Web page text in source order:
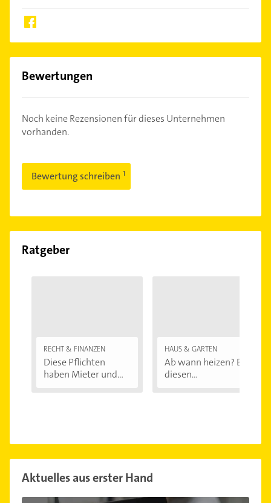
Bewertungen
Noch keine Rezensionen für dieses Unternehmen
vorhanden.
Bewertung schreiben
Ratgeber
RECHT & FINANZEN
Diese Pflichten
haben Mieter und...
HAUS & GARTEN
Ab wann heizen? Bei
diesen
Aktuelles aus erster Hand